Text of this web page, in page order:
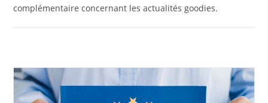
complémentaire concernant les actualités goodies.